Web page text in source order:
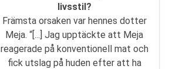
livsstil?
Främsta orsaken var hennes dotter
Meja. “[...] Jag upptäckte att Meja
reagerade på konventionell mat och
fick utslag på huden efter att ha